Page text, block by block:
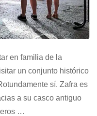
en familia de la
un conjunto histórico
sí. Zafra es
a su casco antiguo
…